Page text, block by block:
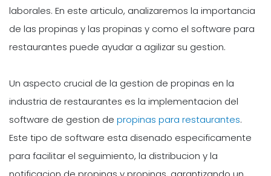
laborales. En este articulo, analizaremos la importancia
de las propinas y las propinas y como el software para
restaurantes puede ayudar a agilizar su gestion.
Un aspecto crucial de la gestion de propinas en la
industria de restaurantes es la implementacion del
software de gestion de propinas para restaurantes.
Este tipo de software esta disenado especificamente
para facilitar el seguimiento, la distribucion y la